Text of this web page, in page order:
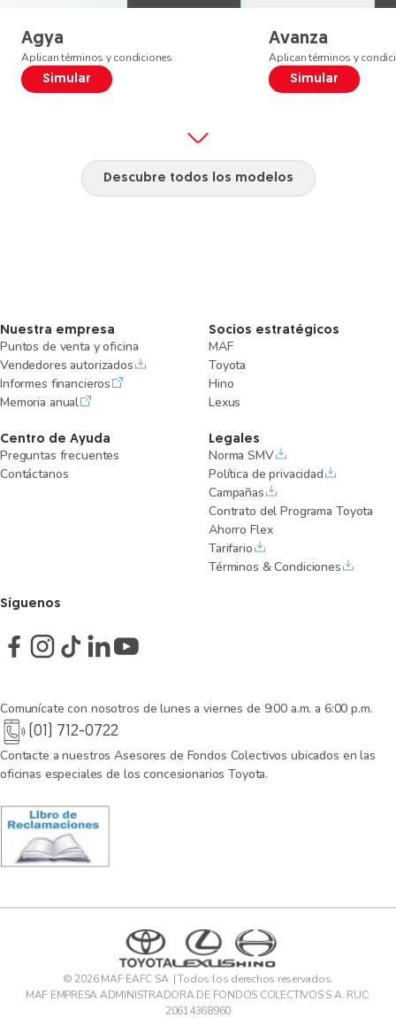
Agya
Aplican términos y condiciones
Simular
Avanza
Aplican términos y
Simular
Descubre todos los modelos
Nuestra empresa
Puntos de venta y oficina
Vendedores autorizados
Informes financieros
Memoria anual
Socios estratégicos
MAF
Toyota
Hino
Lexus
Centro de Ayuda
Preguntas frecuentes
Contáctanos
Legales
Norma SMV
Política de privacidad
Campañas
Contrato del Programa Toyota
Ahorro Flex
Tarifario
Términos & Condiciones
Síguenos
Comunícate con nosotros de lunes a viernes de 9:00 a.m. a 6:00 p.m.
(01) 712-0722
Contacte a nuestros Asesores de Fondos Colectivos ubicados en las
oficinas especiales de los concesionarios Toyota.
© 2026 MAF EAFC SA. | Todos los derechos reservados.
MAF EMPRESA ADMINISTRADORA DE FONDOS COLECTIVOS S.A. RUC:
20614368960